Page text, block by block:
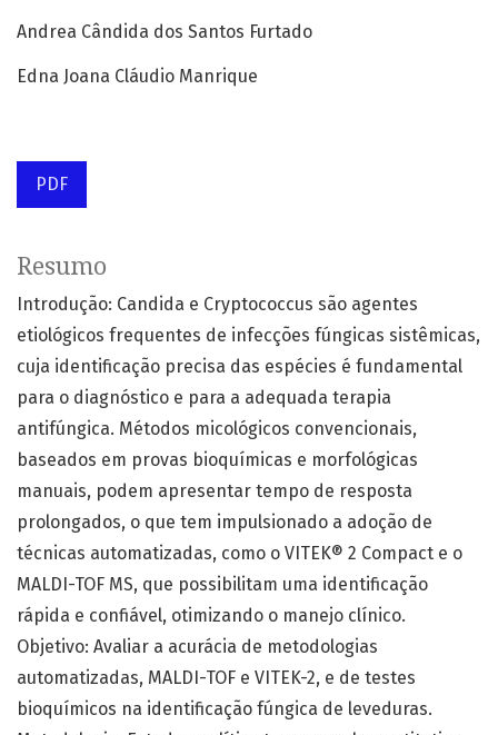
Andrea Cândida dos Santos Furtado
Edna Joana Cláudio Manrique
PDF
Resumo
Introdução: Candida e Cryptococcus são agentes
etiológicos frequentes de infecções fúngicas sistêmicas,
cuja identificação precisa das espécies é fundamental
para o diagnóstico e para a adequada terapia
antifúngica. Métodos micológicos convencionais,
baseados em provas bioquímicas e morfológicas
manuais, podem apresentar tempo de resposta
prolongados, o que tem impulsionado a adoção de
técnicas automatizadas, como o VITEK® 2 Compact e o
MALDI-TOF MS, que possibilitam uma identificação
rápida e confiável, otimizando o manejo clínico.
Objetivo: Avaliar a acurácia de metodologias
automatizadas, MALDI-TOF e VITEK-2, e de testes
bioquímicos na identificação fúngica de leveduras.